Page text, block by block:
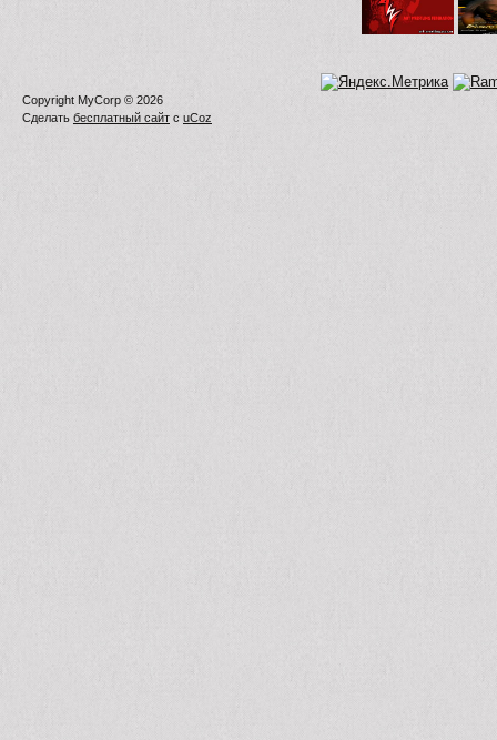
Copyright MyCorp © 2026
Сделать бесплатный сайт с uCoz